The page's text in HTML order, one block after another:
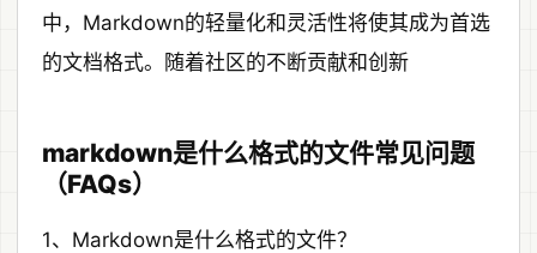
中，Markdown的轻量化和灵活性将使其成为首选
的文档格式。随着社区的不断贡献和创新
markdown是什么格式的文件常见问题
（FAQs）
1、Markdown是什么格式的文件？